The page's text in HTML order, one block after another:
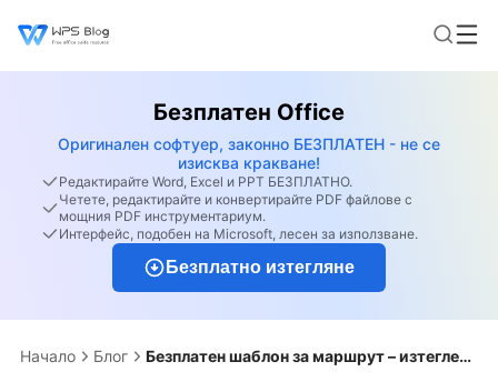
Безплатен Office
Оригинален софтуер, законно БЕЗПЛАТЕН - не се
изисква кракване!
Редактирайте Word, Excel и PPT БЕЗПЛАТНО.
Четете, редактирайте и конвертирайте PDF файлове с
мощния PDF инструментариум.
Интерфейс, подобен на Microsoft, лесен за използване.
Безплатно изтегляне
Начало Блог Безплатен шаблон за маршрут – изтеглете и редактирайте